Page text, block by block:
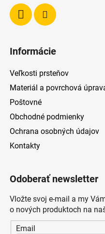
Informácie
Veľkosti prsteňov
Materiál a povrchová
Poštovné
Obchodné podmienky
Ochrana osobných údajov
Kontakty
Odoberať newsletter
Vložte svoj e-mail a my
o nových produktoch na
Email